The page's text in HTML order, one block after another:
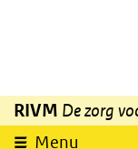
Overslaan en naar de
RIVM De zorg
Menu